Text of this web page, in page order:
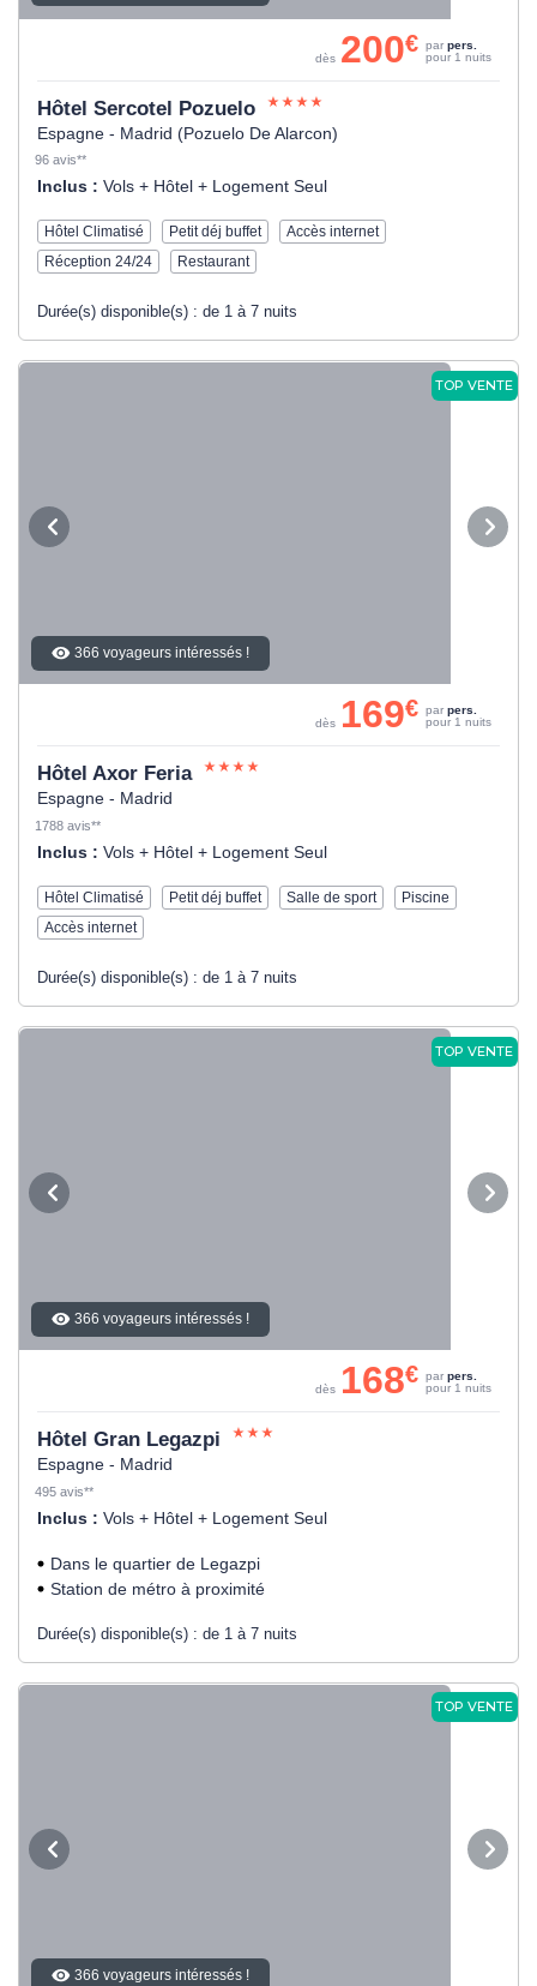
Hôtel Sercotel Pozuelo
Espagne - Madrid (Pozuelo De Alarcon)
96 avis**
Inclus : Vols + Hôtel + Logement Seul
Hôtel Climatisé Petit déj buffet
Accès internet
Réception 24/24
Restaurant
Durée(s) disponible(s) : de 1 à 7 nuits
dès 200€ par pers.
pour 1 nuits
TOP VENTE
366 voyageurs intéressés !
Hôtel Axor Feria
Espagne - Madrid
1788 avis**
Inclus : Vols + Hôtel + Logement Seul
Hôtel Climatisé Petit déj buffet Salle de sport
Piscine
Accès internet
Durée(s) disponible(s) : de 1 à 7 nuits
dès 169€ par pers.
pour 1 nuits
TOP VENTE
366 voyageurs intéressés !
Hôtel Gran Legazpi
Espagne - Madrid
495 avis**
Inclus : Vols + Hôtel + Logement Seul
Dans le quartier de Legazpi
Station de métro à proximité
Durée(s) disponible(s) : de 1 à 7 nuits
dès 168€ par pers.
pour 1 nuits
TOP VENTE
366 voyageurs intéressés !